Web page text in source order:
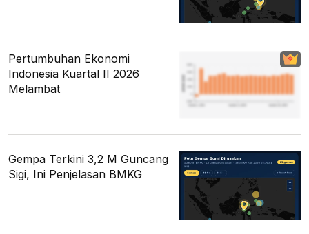
Pertumbuhan Ekonomi
Indonesia Kuartal II 2026
Melambat
Gempa Terkini 3,2 M Guncang
Sigi, Ini Penjelasan BMKG